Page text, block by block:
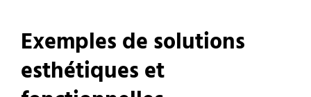
Exemples de solutions
esthétiques et